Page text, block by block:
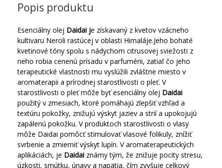
Popis produktu
Esenciálny olej Daidai je získavaný z kvetov vzácneho
kultivaru Neroli rastúcej v oblasti Himaláje.Jeho bohaté
kvetinové tóny spolu s nádychom citrusovej sviežosti z
neho robia cenenú prísadu v parfumérii, zatiaľ čo jeho
terapeutické vlastnosti mu vyslúžili zvláštne miesto v
aromaterapii a prírodnej starostlivosti o pleť. V
starostlivosti o pleť môže byť esenciálny olej Daidai
použitý v zmesiach, ktoré pomáhajú zlepšiť vzhľad a
textúru pokožky, znižujú výskyt jaziev a strií a upokojujú
zapálenú pokožku. V produktoch starostlivosti o vlasy
môže Daidai pomôcť stimulovať vlasové folikuly, znížiť
svrbenie a zmierniť výskyt lupín. V aromaterapeutických
aplikáciách, je Daidai známy tým, že znižuje pocity stresu,
úzkosti, smútku, únavy a napätia, čím zvyšuje celkový